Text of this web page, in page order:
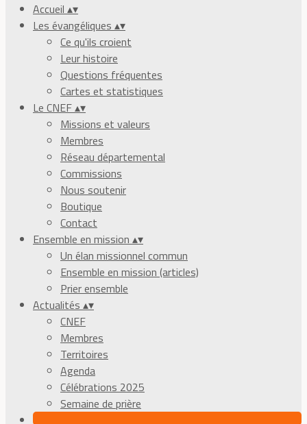
Accueil ▴▾
Les évangéliques ▴▾
Ce qu'ils croient
Leur histoire
Questions fréquentes
Cartes et statistiques
Le CNEF▴▾
Missions et valeurs
Membres
Réseau départemental
Commissions
Nous soutenir
Boutique
Contact
Ensemble en mission ▴▾
Un élan missionnel commun
Ensemble en mission (articles)
Prier ensemble
Actualités ▴▾
CNEF
Membres
Territoires
Agenda
Célébrations 2025
Semaine de prière